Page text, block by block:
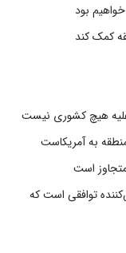
بود
کمک کند
علیه هیچ کشوری نیست
به آمریکاست
است
توافقی است که